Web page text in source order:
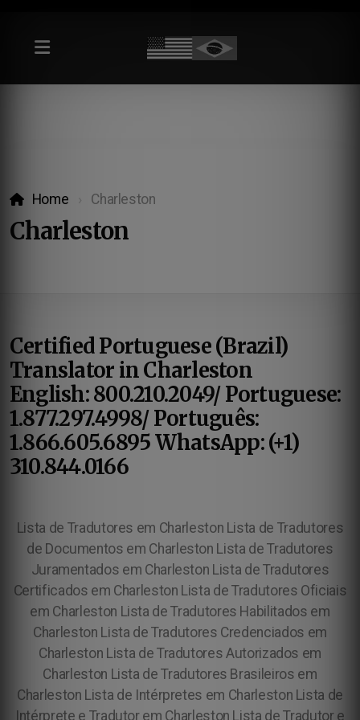
Home Charleston
Charleston
Certified Portuguese (Brazil)
Translator in Charleston
English: 800.210.2049/ Portuguese:
1.877.297.4998/ Português:
1.866.605.6895 WhatsApp: (+1)
310.844.0166
Lista de Tradutores em Charleston Lista de Tradutores
de Documentos em Charleston Lista de Tradutores
Juramentados em Charleston Lista de Tradutores
Certificados em Charleston Lista de Tradutores Oficiais
em Charleston Lista de Tradutores Habilitados em
Charleston Lista de Tradutores Credenciados em
Charleston Lista de Tradutores Autorizados em
Charleston Lista de Tradutores Brasileiros em
Charleston Lista de Intérpretes em Charleston Lista de
Intérprete e Tradutor em Charleston Lista de Tradutor e